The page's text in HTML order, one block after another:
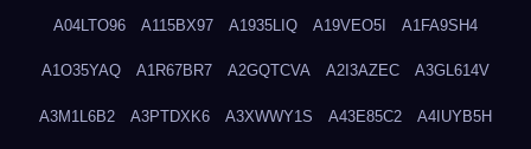
A04LTO96 A115BX97 A1935LIQ A19VEO5I A1FA9SH4
A1O35YAQ A1R67BR7 A2GQTCVA A2I3AZEC A3GL614V
A3M1L6B2 A3PTDXK6 A3XWWY1S A43E85C2 A4IUYB5H